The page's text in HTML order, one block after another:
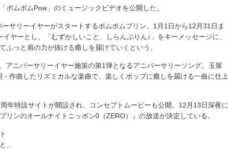
ムポムPow」のミュージックビデオを公開した。
サリーイヤーがスタートするポムポムプリン。1月1日から12月31日ま
ヤーとし、「むずかしいこと、しらんぷりん♪」をキーメッセージに、
ふっと肩の力が抜ける癒しを届けていくという。
アニバーサリーイヤー施策の第1弾となるアニバーサリーソング。玉屋
作曲したリズミカルな楽曲で、楽しくポップに癒しを届ける一曲に仕上
年特設サイトが開設され、コンセプトムービーも公開。12月13日深夜に
リンのオールナイトニッポン0（ZERO）』の放送が決定している。
…